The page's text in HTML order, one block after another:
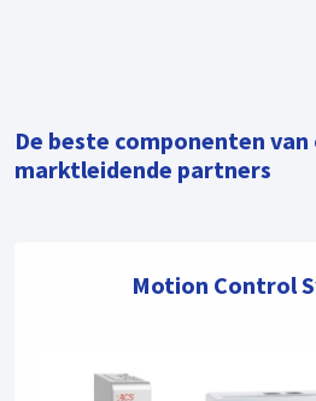
De beste componenten van
marktleidende partners
Motion Control